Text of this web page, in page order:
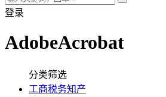
登录
AdobeAcrobat
分类筛选
工商税务知产